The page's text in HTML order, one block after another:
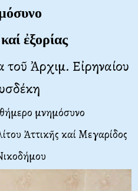
ἐξορίας
τοῦ Ἀρχιμ. Εἰρηναίου
μνημόσυνο
Ἀττικῆς καί Μεγαρίδος